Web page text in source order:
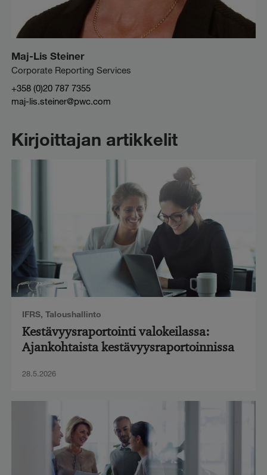
Maj-Lis Steiner
Corporate Reporting Services
+358 (0)20 787 7355
maj-lis.steiner@pwc.com
Kirjoittajan artikkelit
IFRS, Taloushallinto
Kestävyysraportointi valokeilassa:
Ajankohtaista kestävyysraportoinnissa
28.5.2026